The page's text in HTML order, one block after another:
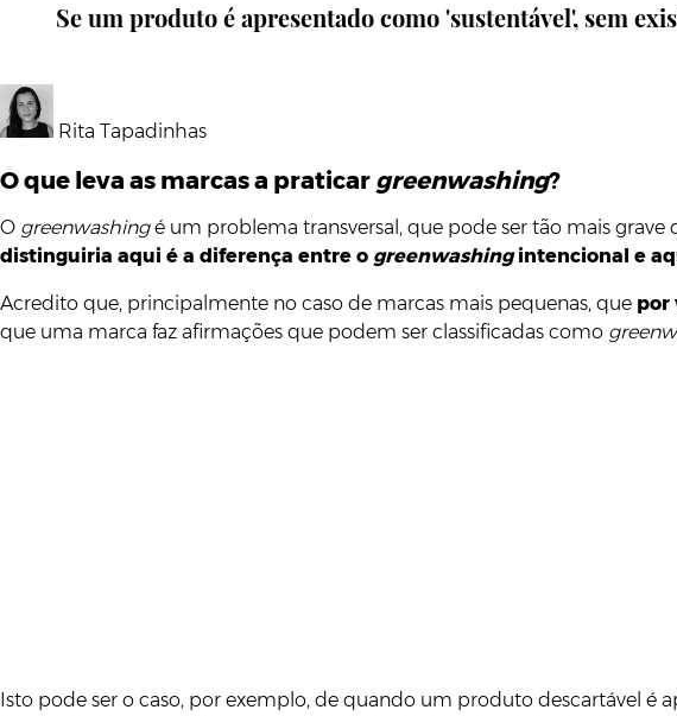
Se um produto é apresentado como 'sustentável', sem
Rita Tapadinhas
O que leva as marcas a praticar greenwashing?
O greenwashingé um problema transversal, que pode ser tão mais
distinguiria aqui é a diferença entre o greenwashingintencional e
Acredito que, principalmente no caso de marcas mais pequenas, que por
que uma marca faz afirmações que podem ser classificadas como
Isto pode ser o caso, por exemplo, de quando um produto descartável é